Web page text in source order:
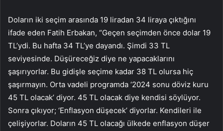
Doların iki seçim arasında 19 liradan 34 liraya çıktığını
ifade eden Fatih Erbakan, “Geçen seçimden önce dolar 19
TL’ydi. Bu hafta 34 TL’ye dayandı. Şimdi 33 TL
seviyesinde. Düşüreceğiz diye ne yapacaklarını
şaşırıyorlar. Bu gidişle seçime kadar 38 TL olursa hiç
şaşırmayın. Orta vadeli programda ‘2024 sonu döviz kuru
45 TL olacak’ diyor. 45 TL olacak diye kendisi söylüyor.
Sonra çıkıyor; ‘Enflasyon düşecek’ diyorlar. Kendileri ile
çelişiyorlar. Doların 45 TL olacağı ülkede enflasyon düşer